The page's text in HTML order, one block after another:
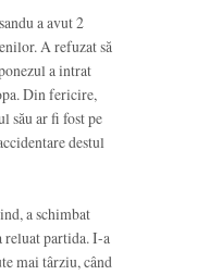
a avut 2
A refuzat să
a intrat
Din fericire,
său ar fi fost pe
destul
a schimbat
reluat partida. I-a
mai târziu, când